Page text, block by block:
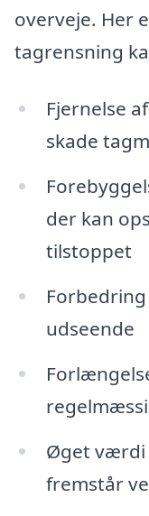
overveje. Her
tagrensning
Fjernelse
skade
der kan
tilstoppet
udseende
Øget værdi
fremstår